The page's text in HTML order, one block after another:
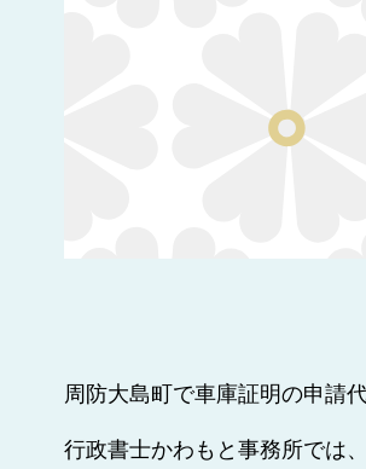
周防大島町で車庫証明の申請
行政書士かわもと事務所では